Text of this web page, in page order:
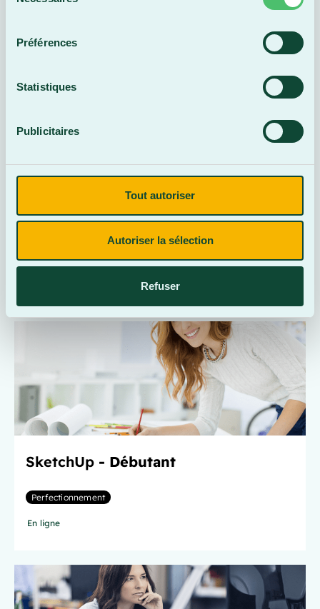
Préférences
Statistiques
Publicitaires
Tout autoriser
Autoriser la sélection
Refuser
En ligne
Revit Structure- Débutant
SketchUp - Débutant
Perfectionnement
En ligne